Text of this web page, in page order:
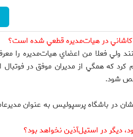
در هيات‌مديره قطعي شده است؟
كرد كه همگي از مديران موفق در
شود.
در باشگاه پرسپوليس به عنوان
ديگر در استيل‌آذين نخواهد بود؟